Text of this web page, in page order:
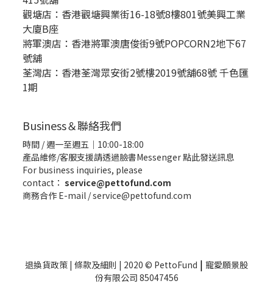
觀塘店：香港觀塘興業街16-18號8樓801號美興工業
大廈B座
將軍澳店：香港將軍澳唐俊街9號POPCORN2地下67
號舖
荃灣店：香港荃灣眾安街2號樓2019號舖68號 千色匯
1期
Business＆聯絡我們
時間 / 週一至週五｜10:00-18:00
產品維修/客服支援請透過臉書Messenger點此發送訊息
For business inquiries, please
contact： service@pettofund.com
商務合作 E-mail / service@pettofund.com
退換貨政策 | 條款及細則 | 2020 © PettoFund | 寵愛願景股
份有限公司 85047456